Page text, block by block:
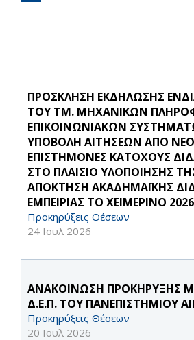
ΠΡΟΣΚΛΗΣΗ ΕΚΔΗΛΩΣΗΣ
ΤΟΥ ΤΜ. ΜΗΧΑΝΙΚΩΝ
ΕΠΙΚΟΙΝΩΝΙΑΚΩΝ
ΥΠΟΒΟΛΗ ΑΙΤΗΣΕΩΝ ΑΠΟ
ΕΠΙΣΤΗΜΟΝΕΣ ΚΑΤΟΧΟΥΣ
ΣΤΟ ΠΛΑΙΣΙΟ ΥΛΟΠΟΙΗΣΗΣ
ΑΠΟΚΤΗΣΗ ΑΚΑΔΗΜΑΪΚΗΣ
ΕΜΠΕΙΡΙΑΣ ΤΟ ΧΕΙΜΕΡΙΝΟ
Προκηρύξεις Θέσεων
24 Ιουλ 2026
ΑΝΑΚΟΙΝΩΣΗ ΠΡΟΚΗΡΥΞΗΣ
Δ.Ε.Π. ΤΟΥ ΠΑΝΕΠΙΣΤΗΜΙΟΥ
Προκηρύξεις Θέσεων
20 Ιουλ 2026